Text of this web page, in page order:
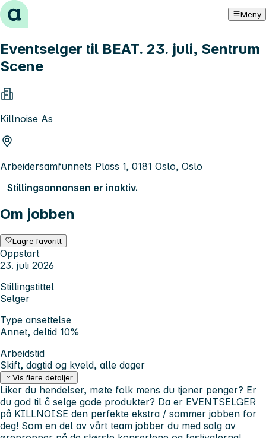
Hopp til innhold Meny
Eventselger til BEAT. 23. juli, Sentrum
Scene
Killnoise As
Arbeidersamfunnets Plass 1, 0181 Oslo, Oslo
Stillingsannonsen er inaktiv.
Om jobben
Lagre favoritt
Oppstart
23. juli 2026
Stillingstittel
Selger
Type ansettelse
Annet, deltid 10%
Arbeidstid
Skift, dagtid og kveld, alle dager
Vis flere detaljer
Liker du hendelser, møte folk mens du tjener penger? Er
du god til å selge gode produkter? Da er EVENTSELGER
på KILLNOISE den perfekte ekstra / sommer jobben for
deg! Som en del av vårt team jobber du med salg av